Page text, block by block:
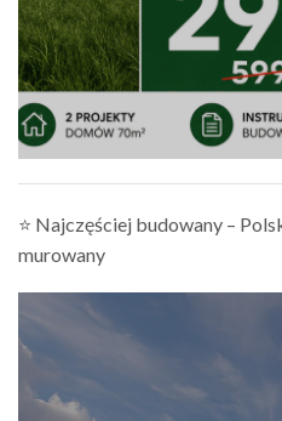
⭐ Najczęściej budowany –
murowany